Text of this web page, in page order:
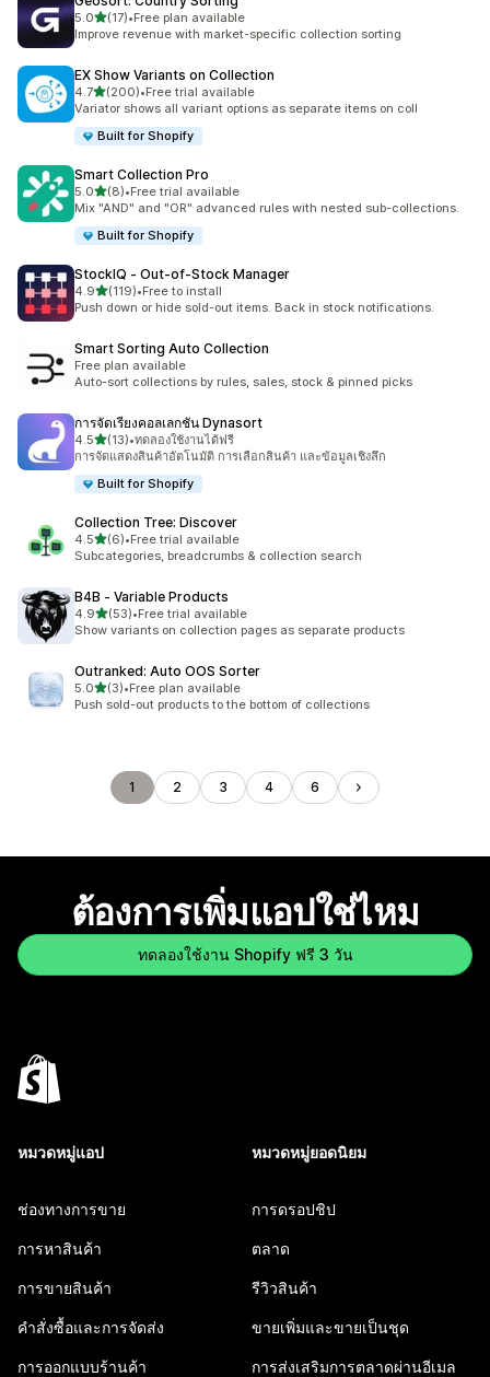
5.0เต็ม 5 ดาว
(17)
ทั้งหมด 17 รีวิว
•Free plan available
Improve revenue with market-specific collection sorting
EX Show Variants on Collection
4.7เต็ม 5 ดาว
(200)
ทั้งหมด 200 รีวิว
•Free trial available
Variator shows all variant options as separate items on coll
Built for Shopify
Smart Collection Pro
5.0เต็ม 5 ดาว
(8)
ทั้งหมด 8 รีวิว
•Free trial available
Mix "AND" and "OR" advanced rules with nested sub-collections.
Built for Shopify
StockIQ ‑ Out‑of‑Stock Manager
4.9เต็ม 5 ดาว
(119)
ทั้งหมด 119 รีวิว
•Free to install
Push down or hide sold-out items. Back in stock notifications.
Smart Sorting Auto Collection
Free plan available
Auto-sort collections by rules, sales, stock & pinned picks
การจัดเรียงคอลเลกชัน Dynasort
4.5เต็ม 5 ดาว
(13)
ทั้งหมด 13 รีวิว
•ทดลองใช้งานได้ฟรี
การจัดแสดงสินค้าอัตโนมัติ การเลือกสินค้า และข้อมูลเชิงลึก
Built for Shopify
Collection Tree: Discover
4.5เต็ม 5 ดาว
(6)
ทั้งหมด 6 รีวิว
•Free trial available
Subcategories, breadcrumbs & collection search
B4B ‑ Variable Products
4.9เต็ม 5 ดาว
(53)
ทั้งหมด 53 รีวิว
•Free trial available
Show variants on collection pages as separate products
Outranked: Auto OOS Sorter
5.0เต็ม 5 ดาว
(3)
ทั้งหมด 3 รีวิว
•Free plan available
Push sold-out products to the bottom of collections
1 2 3 4 6
ต้องการเพิ่มแอปใช่ไหม
ทดลองใช้งาน Shopify ฟรี 3 วัน
หมวดหมู่แอป
ช่องทางการขาย
การหาสินค้า
การขายสินค้า
คำสั่งซื้อและการจัดส่ง
การออกแบบร้านค้า
หมวดหมู่ยอดนิยม
การดรอปชิป
ตลาด
รีวิวสินค้า
ขายเพิ่มและขายเป็นชุด
การส่งเสริมการตลาดผ่านอีเมล